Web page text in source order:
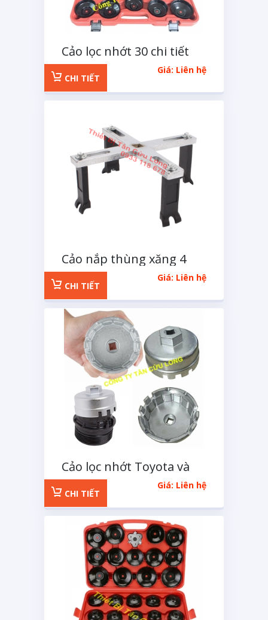
Cảo lọc nhớt 30 chi tiết
XGM
Giá: Liên hệ
CHI TIẾT
Cảo nắp thùng xăng 4
chân
Giá: Liên hệ
CHI TIẾT
Cảo lọc nhớt Toyota và
Lexus 6 cạnh
Giá: Liên hệ
CHI TIẾT